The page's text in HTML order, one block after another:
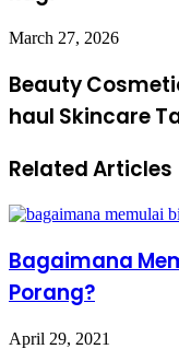
March 27, 2026
Beauty
haul Skincare
Related Articles
Bagaimana
Porang?
April 29, 2021